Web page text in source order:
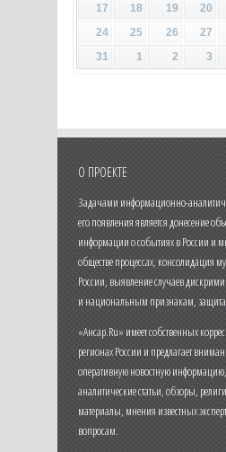
17
18 19 20
24
25 26 27
31
1 2 3
О ПРОЕКТЕ
Задачами информационно-
его появления является донесение
информации о событиях в России и
обществе процессах, консолидация
России, выявление случаев
и национальным признакам,
«Ансар.Ru» имеет собственных
регионах России и предлагает
оперативную новостную
аналитические статьи, обзоры,
материалы, мнения известных
вопросам.